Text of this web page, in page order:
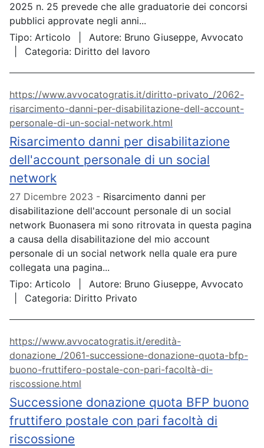
2025 n. 25 prevede che alle graduatorie dei concorsi
pubblici approvate negli anni...
Tipo: Articolo Autore: Bruno Giuseppe, Avvocato
Categoria: Diritto del lavoro
Risarcimento danni per disabilitazione
dell'account personale di un social
network
https://www.avvocatogratis.it/diritto-privato_/2062-
risarcimento-danni-per-disabilitazione-dell-account-
personale-di-un-social-network.html
27 Dicembre 2023
Risarcimento danni per
disabilitazione dell'account personale di un social
network Buonasera mi sono ritrovata in questa pagina
a causa della disabilitazione del mio account
personale di un social network nella quale era pure
collegata una pagina...
Tipo: Articolo Autore: Bruno Giuseppe, Avvocato
Categoria: Diritto Privato
Successione donazione quota BFP buono
fruttifero postale con pari facoltà di
riscossione
https://www.avvocatogratis.it/eredità-
donazione_/2061-successione-donazione-quota-bfp-
buono-fruttifero-postale-con-pari-facoltà-di-
riscossione.html